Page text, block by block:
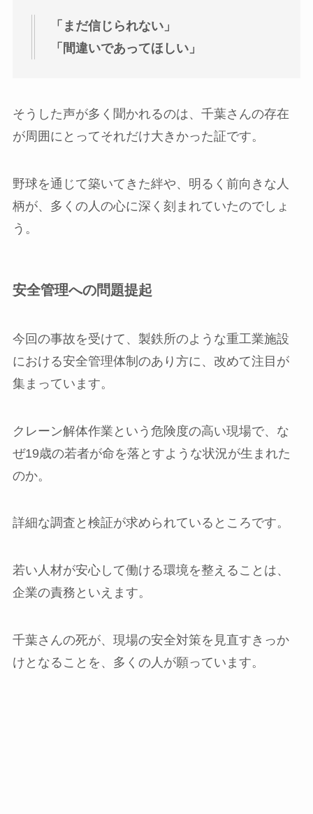
「まだ信じられない」
「間違いであってほしい」
そうした声が多く聞かれるのは、千葉さんの存在
が周囲にとってそれだけ大きかった証です。
野球を通じて築いてきた絆や、明るく前向きな人
柄が、多くの人の心に深く刻まれていたのでしょ
う。
安全管理への問題提起
今回の事故を受けて、製鉄所のような重工業施設
における安全管理体制のあり方に、改めて注目が
集まっています。
クレーン解体作業という危険度の高い現場で、な
ぜ19歳の若者が命を落とすような状況が生まれた
のか。
詳細な調査と検証が求められているところです。
若い人材が安心して働ける環境を整えることは、
企業の責務といえます。
千葉さんの死が、現場の安全対策を見直すきっか
けとなることを、多くの人が願っています。